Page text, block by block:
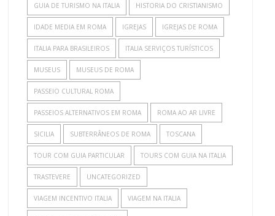
GUIA DE TURISMO NA ITALIA HISTORIA DO CRISTIANISMO
IDADE MEDIA EM ROMA IGREJAS IGREJAS DE ROMA
ITALIA PARA BRASILEIROS ITALIA SERVIÇOS TURÍSTICOS
MUSEUS MUSEUS DE ROMA
PASSEIO CULTURAL ROMA
PASSEIOS ALTERNATIVOS EM ROMA ROMA AO AR LIVRE
SICILIA SUBTERRÂNEOS DE ROMA TOSCANA
TOUR COM GUIA PARTICULAR TOURS COM GUIA NA ITALIA
TRASTEVERE UNCATEGORIZED
VIAGEM INCENTIVO ITALIA VIAGEM NA ITALIA